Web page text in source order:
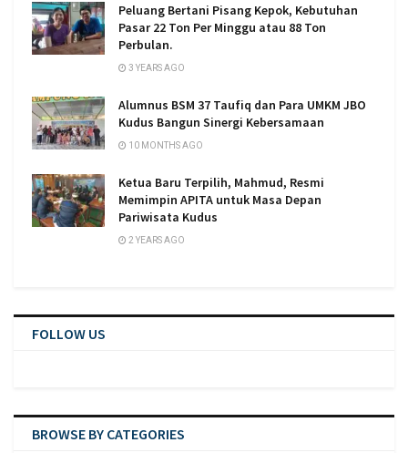
Peluang Bertani Pisang Kepok, Kebutuhan
Pasar 22 Ton Per Minggu atau 88 Ton
Perbulan.
3 YEARS AGO
Alumnus BSM 37 Taufiq dan Para UMKM JBO
Kudus Bangun Sinergi Kebersamaan
10 MONTHS AGO
Ketua Baru Terpilih, Mahmud, Resmi
Memimpin APITA untuk Masa Depan
Pariwisata Kudus
2 YEARS AGO
FOLLOW US
BROWSE BY CATEGORIES